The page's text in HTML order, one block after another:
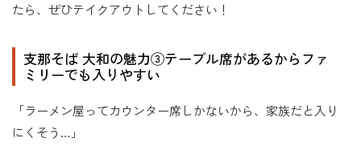
たら、ぜひテイクアウトしてください！
支那そば 大和の魅力③テーブル席があるからファ
ミリーでも入りやすい
「ラーメン屋ってカウンター席しかないから、家族だと入り
にくそう…」